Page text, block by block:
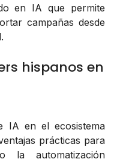
en IA que permite
campañas desde
hispanos en
IA en el ecosistema
prácticas para
la automatización